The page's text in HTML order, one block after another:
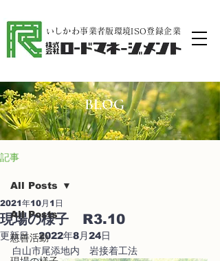
​いしかわ事業者版環境ISO登録企業
BLOG
記事
All Posts
慈善活動
All Posts
現場の様子 R3.10
2021年10月1日
更新日：2022年8月24日
白山市尾添地内　岩接着工法